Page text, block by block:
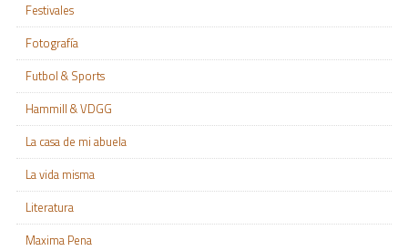
Festivales
Fotografía
Futbol & Sports
Hammill & VDGG
La casa de mi abuela
La vida misma
Literatura
Maxima Pena